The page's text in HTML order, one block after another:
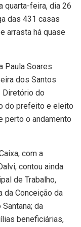
quarta-feira, dia 26
das 431 casas
arrasta há quase
Paula Soares
dos Santos
Diretório do
do prefeito e eleito
perto o andamento
com a
contou ainda
de Trabalho,
da Conceição da
da
beneficiárias,